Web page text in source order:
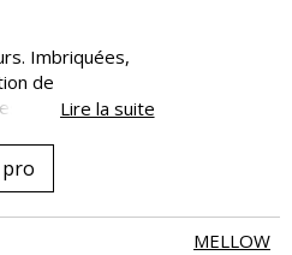
Imbriquées,
de
restitué dans
éclairés
la profondeur.
Lire la suite
MELLOW